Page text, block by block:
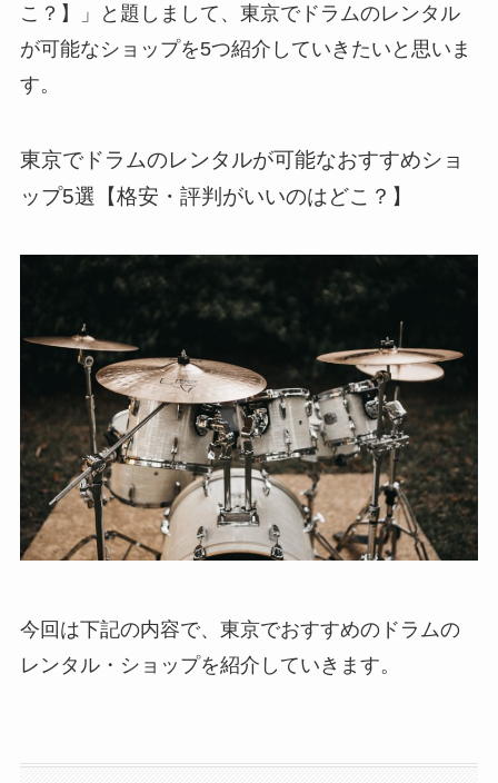
こ？】」と題しまして、東京でドラムのレンタル
が可能なショップを5つ紹介していきたいと思いま
す。
東京でドラムのレンタルが可能なおすすめショ
ップ5選【格安・評判がいいのはどこ？】
今回は下記の内容で、東京でおすすめのドラムの
レンタル・ショップを紹介していきます。